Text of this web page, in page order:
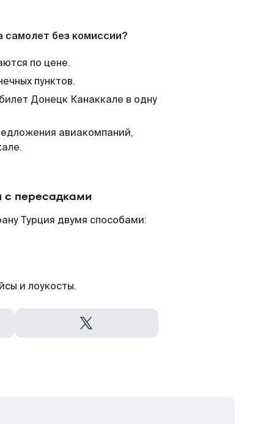
самолет без комиссии?
по цене.
пунктов.
Донецк Канаккале в одну
авиакомпаний,
с пересадками
Турция двумя способами:
и лоукосты.